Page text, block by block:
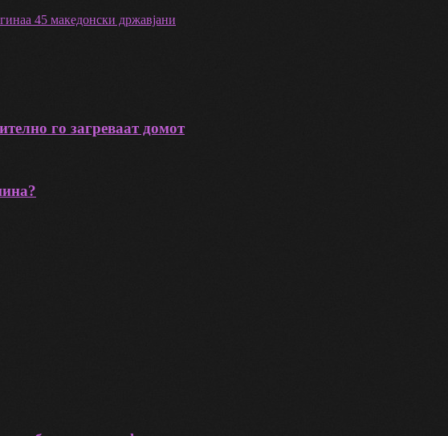
45 македонски државјани
го загреваат домот